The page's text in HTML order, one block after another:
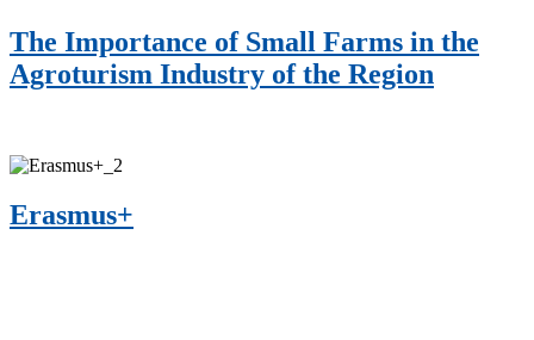
The Importance of Small Farms in the
Agroturism Industry of the Region
Erasmus+